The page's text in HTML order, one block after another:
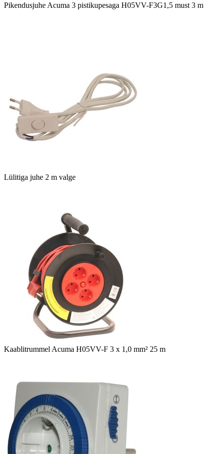
Pikendusjuhe Acuma 3 pistikupesaga H05VV-F3G1,5 must 3 m
Lülitiga juhe 2 m valge
Kaablitrummel Acuma H05VV-F 3 x 1,0 mm² 25 m